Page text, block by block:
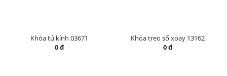
Khóa tủ kính 03671
0 đ
Khóa treo số xoay 13162
0 đ